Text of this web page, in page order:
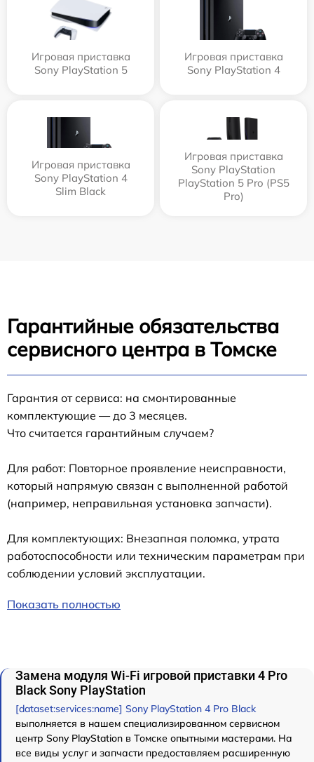
Игровая приставка
Sony PlayStation 5
Игровая приставка
Sony PlayStation 4
Игровая приставка
Sony PlayStation 4
Slim Black
Игровая приставка
Sony PlayStation
PlayStation 5 Pro (PS5
Pro)
Гарантийные обязательства
сервисного центра в Томске
Гарантия от сервиса: на смонтированные
комплектующие — до 3 месяцев.
Что считается гарантийным случаем?
Для работ: Повторное проявление неисправности,
который напрямую связан с выполненной работой
(например, неправильная установка запчасти).
Для комплектующих: Внезапная поломка, утрата
работоспособности или техническим параметрам при
соблюдении условий эксплуатации.
Показать полностью
Замена модуля Wi-Fi игровой приставки 4 Pro
Black Sony PlayStation
[dataset:services:name] Sony PlayStation 4 Pro Black
выполняется в нашем специализированном сервисном
центр Sony PlayStation в Томске опытными мастерами. На
все виды услуг и запчасти предоставляем расширенную